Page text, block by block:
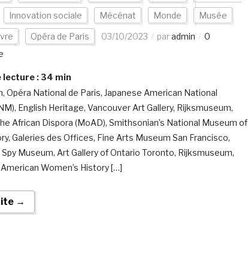
Innovation sociale Mécénat Monde Musée
Opéra de Paris 03/10/2023 paradmin
0
lecture : 34 min
Opéra National de Paris, Japanese American National
English Heritage, Vancouver Art Gallery, Rijksmuseum,
African Dispora (MoAD), Smithsonian’s National Museum of
Galeries des Offices, Fine Arts Museum San Francisco,
Museum, Art Gallery of Ontario Toronto, Rijksmuseum,
Women’s History […]
→